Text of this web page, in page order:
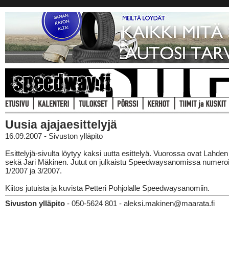
Uusia ajajaesittelyjä
16.09.2007 - Sivuston ylläpito
Esittelyjä-sivulta löytyy kaksi uutta esittelyä. Vuorossa ovat
sekä Jari Mäkinen. Jutut on julkaistu Speedwaysanomissa
1/2007 ja 3/2007.
Kiitos jutuista ja kuvista Petteri Pohjolalle Speedwaysanomiin.
Sivuston ylläpito - 050-5624 801 - aleksi.makinen@maarata.fi